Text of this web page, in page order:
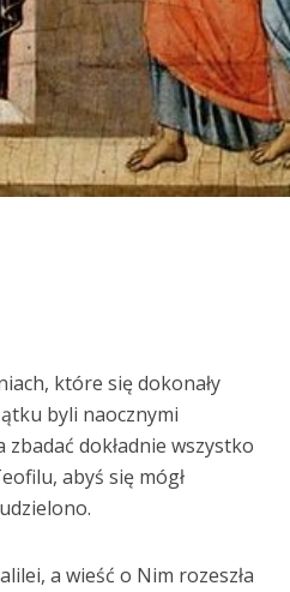
które się dokonały
byli naocznymi
zbadać dokładnie wszystko
abyś się mógł
a wieść o Nim rozeszła